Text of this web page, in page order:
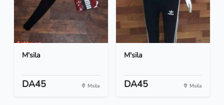
M'sila
DA45 Msila
M'sila
DA45 Msila